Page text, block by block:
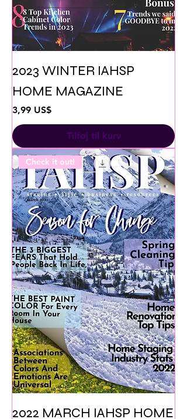
2023 WINTER IAHSP
HOME MAGAZINE
Pris
3,99 US$
Tilføj til kurv
Check it out!
2022 MARCH IAHSP HOME